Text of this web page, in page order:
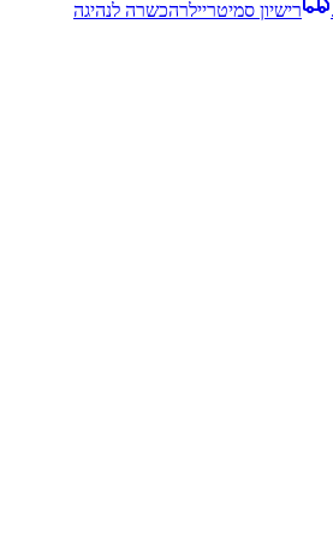
רישיון סמיטריילרהכשרה לנהיגה